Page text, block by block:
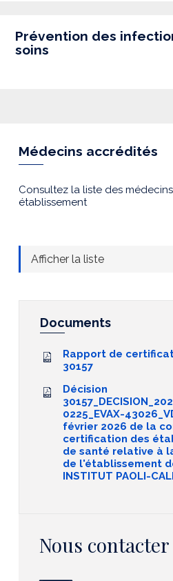
Prévention des
soins
Médecins accrédités
Consultez la liste des
établissement
Afficher la liste
Documents
Rapport de
30157
Décision
0225_EVAX-
février 2026 de la
certification des
de santé relative à
de l'établissement
INSTITUT PAOLI-
Nous contacter